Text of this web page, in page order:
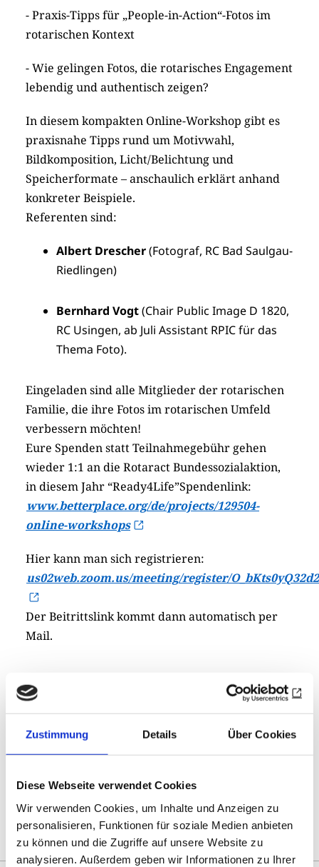
Zustimmung Details Über Cookies
Diese Webseite verwendet Cookies
Wir verwenden Cookies, um Inhalte und Anzeigen zu
personalisieren, Funktionen für soziale Medien anbieten
zu können und die Zugriffe auf unsere Website zu
analysieren. Außerdem geben wir Informationen zu Ihrer
- Praxis-Tipps für „People-in-Action“-Fotos im
rotarischen Kontext
- Wie gelingen Fotos, die rotarisches Engagement
lebendig und authentisch zeigen?
In diesem kompakten Online-Workshop gibt es
praxisnahe Tipps rund um Motivwahl,
Bildkomposition, Licht/Belichtung und
Speicherformate – anschaulich erklärt anhand
konkreter Beispiele.
Referenten sind:
Albert Drescher(Fotograf, RC Bad Saulgau-
Riedlingen)
Bernhard Vogt(Chair Public Image D 1820,
RC Usingen, ab Juli Assistant RPIC für das
Thema Foto).
Eingeladen sind alle Mitglieder der rotarischen
Familie, die ihre Fotos im rotarischen Umfeld
verbessern möchten!
Eure Spenden statt Teilnahmegebühr gehen
wieder 1:1 an die Rotaract Bundessozialaktion,
in diesem Jahr “Ready4Life”Spendenlink:
www.betterplace.org/de/projects/129504-
online-workshops
Hier kann man sich registrieren:
us02web.zoom.us/meeting/register/
Der Beitrittslink kommt dann automatisch per
Mail.
Teilen
Sharing
Optionen
Drucken 0
Zur Übersicht